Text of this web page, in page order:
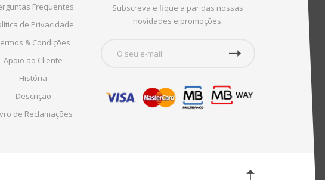
Frequentes
de Privacidade
& Condições
Apoio ao Cliente
História
Descrição
de Reclamações
Subscreva e fique a par das nossas
novidades e promoções.